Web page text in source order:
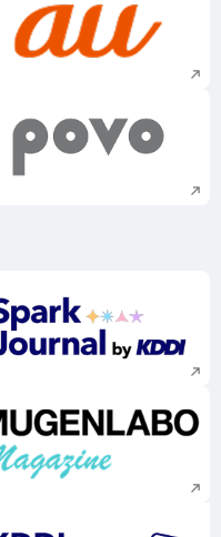
新規ウィンドウで
新規ウィンドウで
新規ウィンドウで
新規ウィンドウで